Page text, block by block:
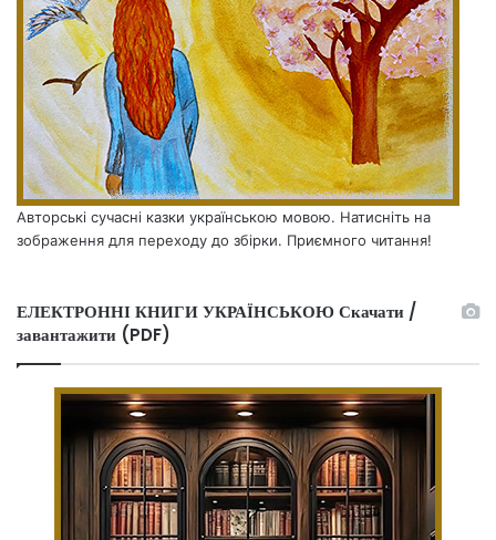
Авторські сучасні казки українською мовою. Натисніть на
зображення для переходу до збірки. Приємного читання!
ЕЛЕКТРОННІ КНИГИ УКРАЇНСЬКОЮ Скачати /
завантажити (PDF)